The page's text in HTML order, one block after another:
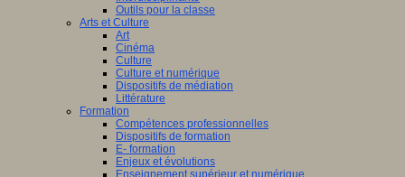
Outils pour la classe
Arts et Culture
Art
Cinéma
Culture
Culture et numérique
Dispositifs de médiation
Littérature
Formation
Compétences professionnelles
Dispositifs de formation
E- formation
Enjeux et évolutions
Enseignement supérieur et numérique